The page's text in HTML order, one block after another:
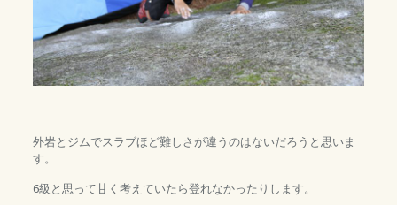
外岩とジムでスラブほど難しさが違うのはないだろうと思いま
す。
6級と思って甘く考えていたら登れなかったりします。